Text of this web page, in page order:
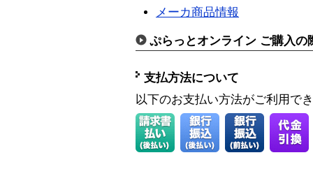
メーカ商品情報
ぷらっとオンライン ご購入の
支払方法について
以下のお支払い方法がご利用で